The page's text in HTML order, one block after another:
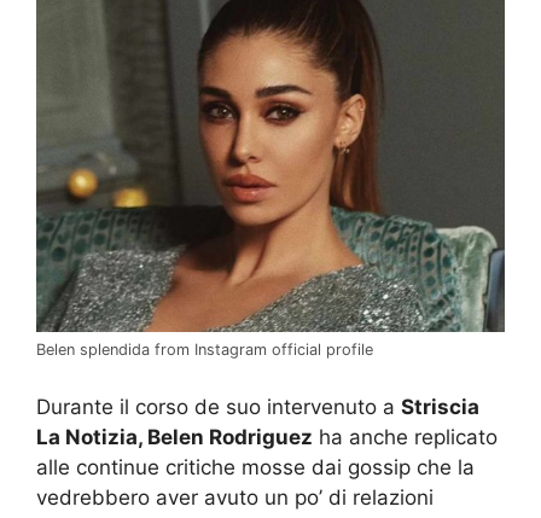
Belen splendida from Instagram official profile
Durante il corso de suo intervenuto a Striscia
La Notizia, Belen Rodriguez ha anche replicato
alle continue critiche mosse dai gossip che la
vedrebbero aver avuto un po’ di relazioni